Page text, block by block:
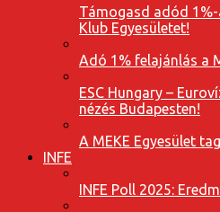
Támogasd adód
Klub Egyesületet!
Adó 1% felajánlás a
ESC Hungary –
nézés Budapesten!
A MEKE Egyesület
INFE
INFE Poll 2025: